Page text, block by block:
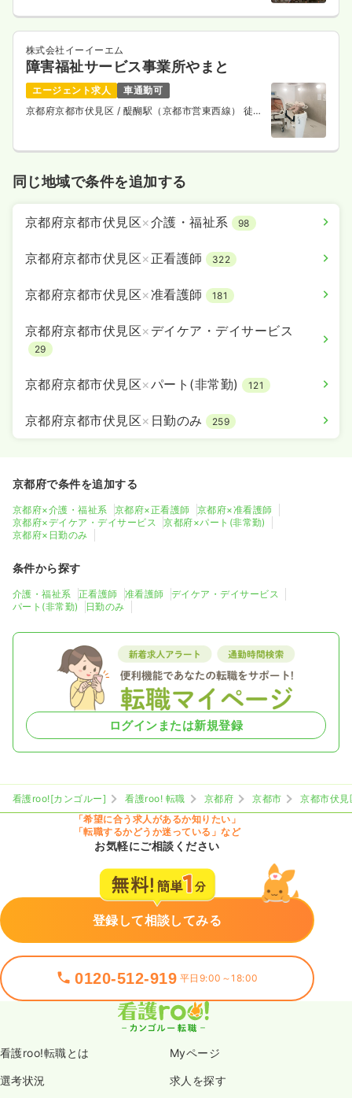
株式会社イーイーエム
障害福祉サービス事業所やまと
エージェント求人
車通勤可
京都府京都市伏見区 / 醍醐駅（京都市営東西線） 徒歩
同じ地域で条件を追加する
京都府京都市伏見区×介護・福祉系 98
京都府京都市伏見区× 正看護師 322
京都府京都市伏見区×准看護師 181
京都府京都市伏見区× デイケア・デイサービス
29
京都府京都市伏見区×パート(非常勤) 121
京都府京都市伏見区× 日勤のみ 259
京都府で条件を追加する
京都府×介護・福祉系 京都府×正看護師
京都府×准看護師
京都府×デイケア・デイサービス
京都府×パート(非常勤)
京都府×日勤のみ
条件から探す
介護・福祉系 正看護師 准看護師
デイケア・デイサービス
パート(非常勤)
日勤のみ
ログインまたは新規登録
看護roo![カンゴルー] 看護roo! 転職 京都府 京都市
京都市伏見
「希望に合う求人があるか知りたい」
「転職するかどうか迷っている」など
お気軽にご相談ください
登録して相談してみる
0120-512-919 平日9:00～18:00
看護roo!転職とは Myページ
選考状況 求人を探す